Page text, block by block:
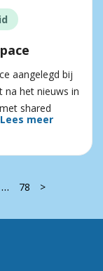
aangelegd bij
na het nieuws in
shared
Lees meer
… 78 >